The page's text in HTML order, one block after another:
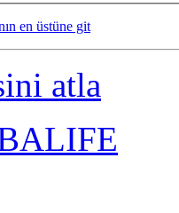
en üstüne git
atla